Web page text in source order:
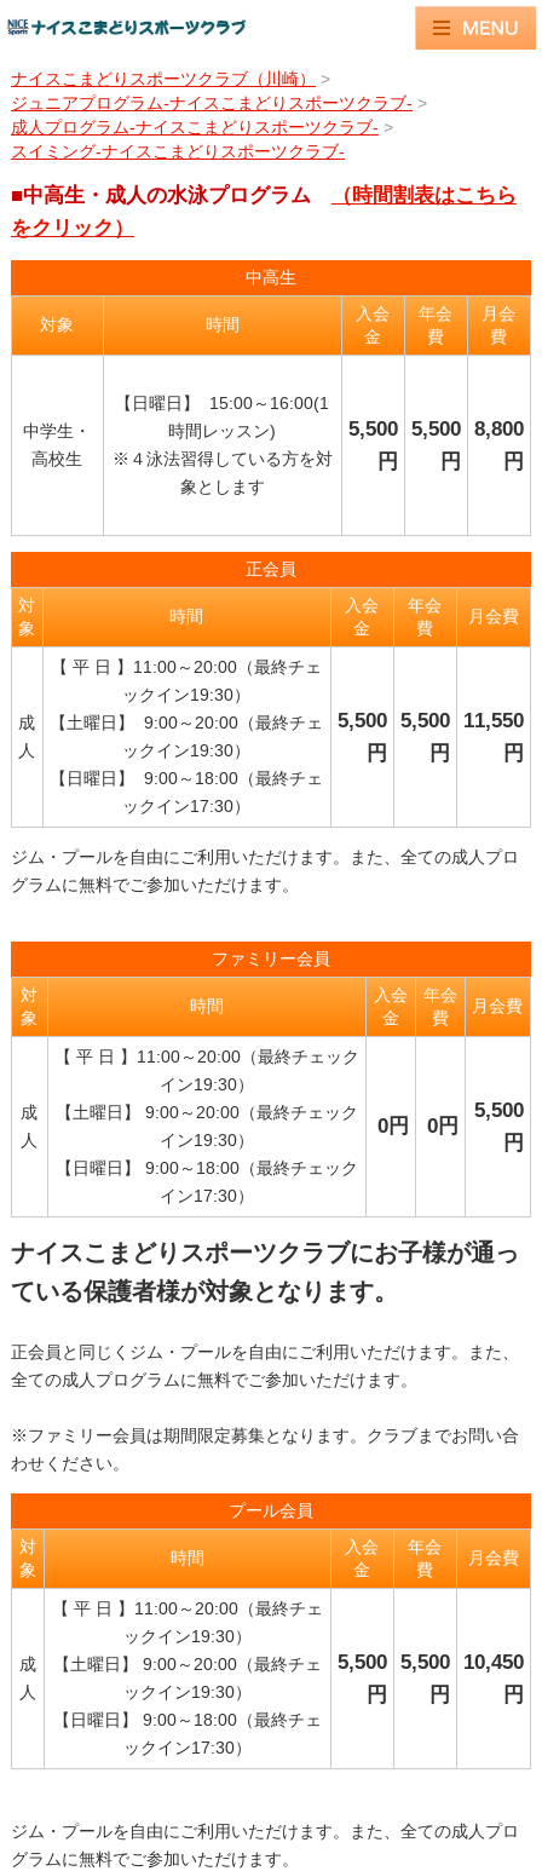
ナイスこまどりスポーツクラブ（川崎）
>
ジュニアプログラム-ナイスこまどりスポーツクラブ- >
成人プログラム-ナイスこまどりスポーツクラブ- >
スイミング-ナイスこまどりスポーツクラブ-
■中高生・成人の水泳プログラム
（時間割表はこちら
をクリック）
中高生
対象 時間
入会
金
年会
費
月会
費
中学生・
高校生
【日曜日】 15:00～16:00(1
時間レッスン)
※４泳法習得している方を対
象とします
5,500
円
5,500
円
8,800
円
正会員
対
象
時間
入会
金
年会
費
月会費
成
人
【 平 日 】11:00～20:00（最終チェ
ックイン19:30）
【土曜日】 9:00～20:00（最終チェ
ックイン19:30）
【日曜日】 9:00～18:00（最終チェ
ックイン17:30）
5,500
円
5,500
円
11,550
円
ジム・プールを自由にご利用いただけます。また、全ての成人プロ
グラムに無料でご参加いただけます。
ファミリー会員
対
象
時間
入会
金
年会
費
月会費
成
人
【 平 日 】11:00～20:00（最終チェック
イン19:30）
【土曜日】 9:00～20:00（最終チェック
イン19:30）
【日曜日】 9:00～18:00（最終チェック
イン17:30）
0円 0円
5,500
円
ナイスこまどりスポーツクラブにお子様が通っ
ている保護者様が対象となります。
正会員と同じくジム・プールを自由にご利用いただけます。また、
全ての成人プログラムに無料でご参加いただけます。
※ファミリー会員は期間限定募集となります。クラブまでお問い合
わせください。
プール会員
対
象
時間
入会
金
年会
費
月会費
成
人
【 平 日 】11:00～20:00（最終チェ
ックイン19:30）
【土曜日】 9:00～20:00（最終チェ
ックイン19:30）
【日曜日】 9:00～18:00（最終チェ
ックイン17:30）
5,500
円
5,500
円
10,450
円
ジム・プールを自由にご利用いただけます。また、全ての成人プロ
グラムに無料でご参加いただけます。